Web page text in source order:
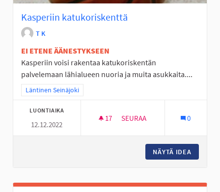
Kasperiin katukoriskenttä
T K
EI ETENE ÄÄNESTYKSEEN
Kasperiin voisi rakentaa katukoriskentän
palvelemaan lähialueen nuoria ja muita asukkaita....
Rajaa tulokset teeman mukaan: Läntinen Seinäjoki
Läntinen Seinäjoki
LUONTIAIKA
12.12.2022
17 17 SEURAAJAA
SEURAA 0
NÄYTÄ IDEA